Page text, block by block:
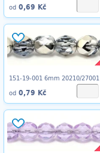
od 0,69 Kč
151-19-001 6mm 20210/27001
od 0,79 Kč